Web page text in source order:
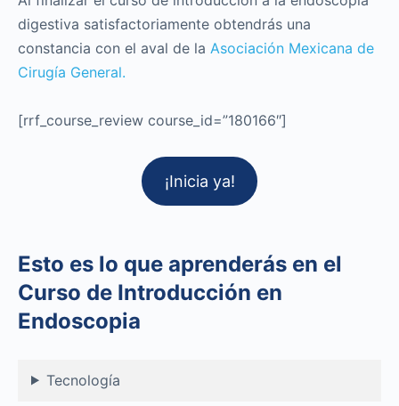
digestiva satisfactoriamente obtendrás una
constancia con el aval de la Asociación Mexicana de
Cirugía General.
[rrf_course_review course_id=”180166″]
¡Inicia ya!
Esto es lo que aprenderás en el
Curso de Introducción en
Endoscopia
Tecnología